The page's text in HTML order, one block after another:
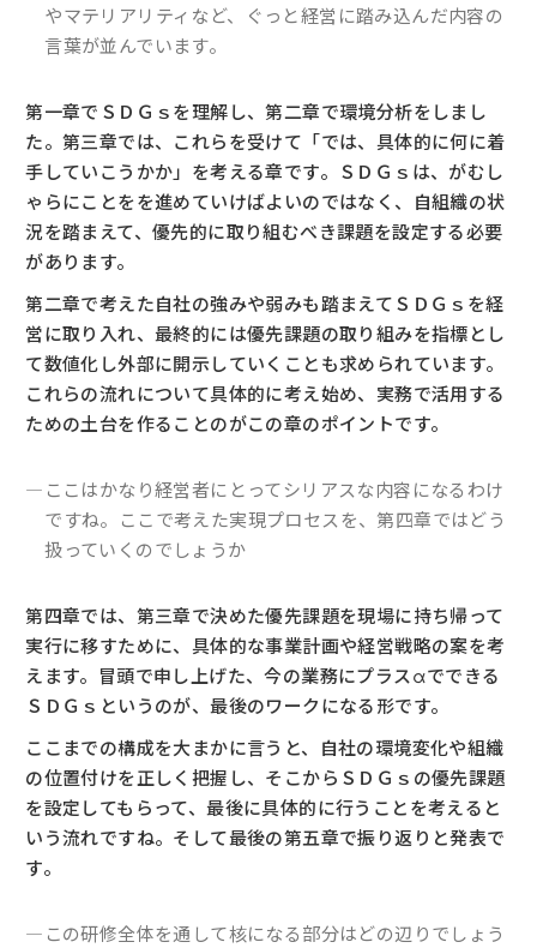
やマテリアリティなど、ぐっと経営に踏み込んだ内容の
言葉が並んでいます。
第一章でＳＤＧｓを理解し、第二章で環境分析をしまし
た。第三章では、これらを受けて「では、具体的に何に着
手していこうかか」を考える章です。ＳＤＧｓは、がむし
ゃらにことをを進めていけばよいのではなく、自組織の状
況を踏まえて、優先的に取り組むべき課題を設定する必要
があります。
第二章で考えた自社の強みや弱みも踏まえてＳＤＧｓを経
営に取り入れ、最終的には優先課題の取り組みを指標とし
て数値化し外部に開示していくことも求められています。
これらの流れについて具体的に考え始め、実務で活用する
ための土台を作ることのがこの章のポイントです。
―ここはかなり経営者にとってシリアスな内容になるわけ
ですね。ここで考えた実現プロセスを、第四章ではどう
扱っていくのでしょうか
第四章では、第三章で決めた優先課題を現場に持ち帰って
実行に移すために、具体的な事業計画や経営戦略の案を考
えます。冒頭で申し上げた、今の業務にプラスαでできる
ＳＤＧｓというのが、最後のワークになる形です。
ここまでの構成を大まかに言うと、自社の環境変化や組織
の位置付けを正しく把握し、そこからＳＤＧｓの優先課題
を設定してもらって、最後に具体的に行うことを考えると
いう流れですね。そして最後の第五章で振り返りと発表で
す。
―この研修全体を通して核になる部分はどの辺りでしょう